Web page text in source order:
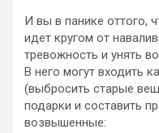
И вы в панике оттого,
идет кругом от
тревожность и унять
В него могут входить
(выбросить старые
подарки и составить
возвышенные: